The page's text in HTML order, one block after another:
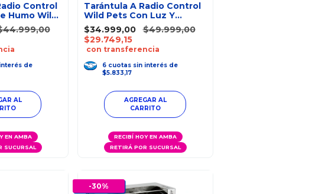
Control
Humo Wild
de
EN AMBA
SUCURSAL
Tarántula A Radio Control
Wild Pets Con Luz Y
Sonido
$34.999,00
$49.999,00
$29.749,15
con transferencia
6 cuotas sin interés de
$5.833,17
RECIBÍ HOY EN AMBA
RETIRÁ POR SUCURSAL
-30%